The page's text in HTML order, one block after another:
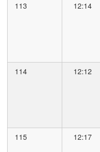
113 12:14
114 12:12
115 12:17